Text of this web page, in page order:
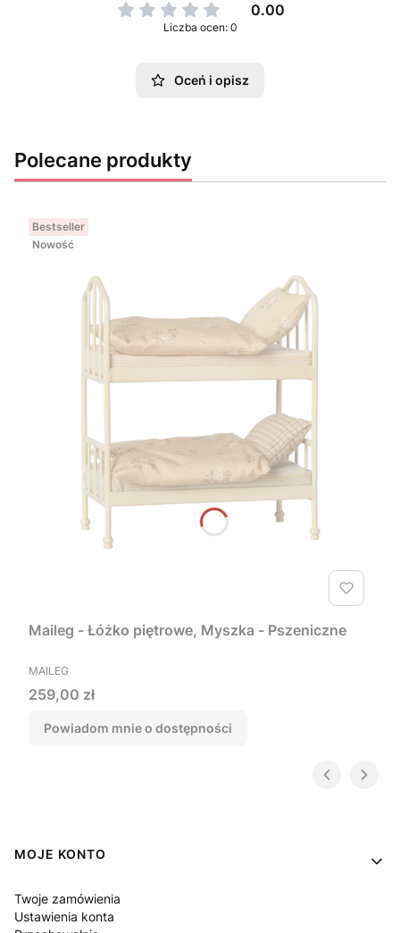
0.00
Liczba ocen: 0
Oceń i opisz
Polecane produkty
Bestseller
Nowość
Maileg - Łóżko piętrowe, Myszka - Pszeniczne
PRODUCENT
MAILEG
Cena
259,00 zł
Powiadom mnie o dostępności
Linki w stopce
MOJE KONTO
Twoje zamówienia
Ustawienia konta